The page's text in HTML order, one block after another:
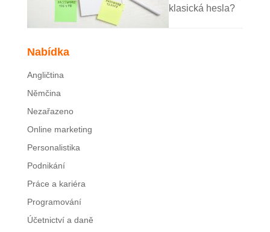
klasická hesla?
Nabídka
Angličtina
Němčina
Nezařazeno
Online marketing
Personalistika
Podnikání
Práce a kariéra
Programování
Účetnictví a daně